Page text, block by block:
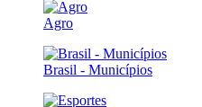
Agro
Brasil - Municípios